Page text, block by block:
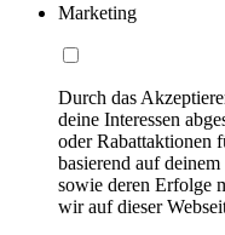
Marketing
Durch das
deine Interessen
oder Rabattaktionen
basierend auf
sowie deren Erfolge
wir auf dieser